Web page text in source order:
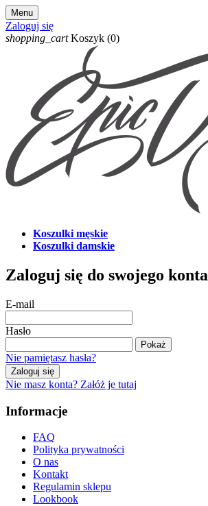
Menu
Zaloguj się
shopping_cart Koszyk (0)
Koszulki męskie
Koszulki damskie
Zaloguj się do swojego konta
E-mail
Hasło
Pokaż
Nie pamiętasz hasła?
Zaloguj się
Nie masz konta? Załóż je tutaj
Informacje
FAQ
Polityka prywatności
O nas
Kontakt
Regulamin sklepu
Lookbook